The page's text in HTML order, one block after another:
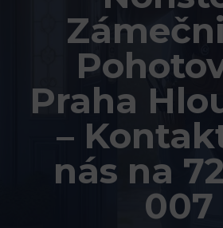
Praha
–
nás na
007